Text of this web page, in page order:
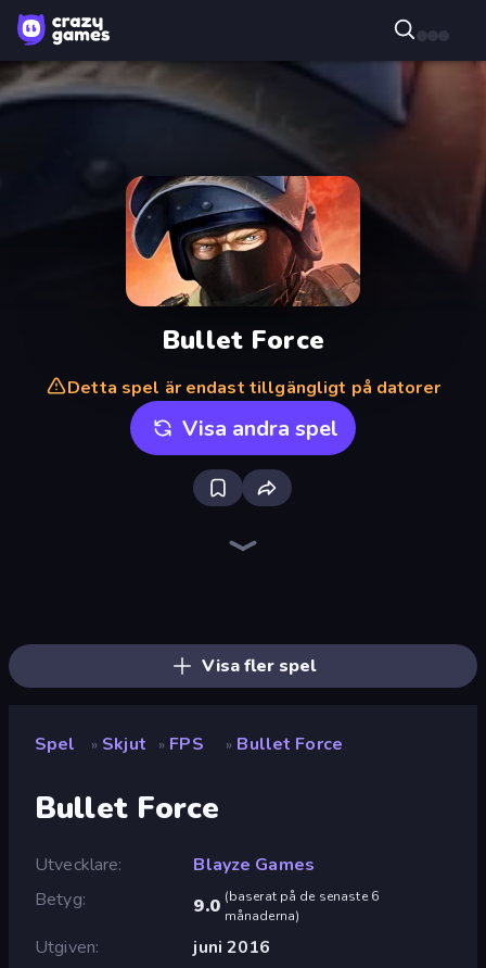
Bullet Force
Detta spel är endast tillgängligt på datorer
Visa andra spel
Visa fler spel
Spel » Skjut » FPS » Bullet Force
Bullet Force
Utvecklare
Blayze Games
Betyg
9.0 (baserat på de senaste 6
månaderna)
Utgiven
juni 2016